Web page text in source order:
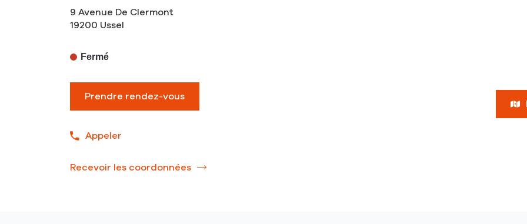
9 Avenue De Clermont
19200 Ussel
Appeler
Afficher
numéro
Recevoir les coordonnées
du
Prendre rendez-vous
Fermé